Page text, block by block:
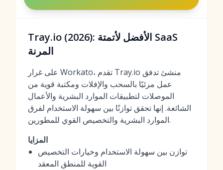
Tray.io (2026): الأفضل لأتمتة SaaS
المرنة
على غرار Workato، تقدم Tray.io منشئ تدفق
عمل مرئيًا بالسحب والإفلات ومكتبة قوية من
الموصلات لتطبيقات الموارد البشرية والأعمال
الشائعة. إنها تحقق توازنًا بين سهولة الاستخدام لفرق
الموارد البشرية والتخصيص القوي للمطورين.
المزايا
توازن بين سهولة الاستخدام وخيارات التخصيص
القوية للمنطق المعقد